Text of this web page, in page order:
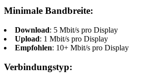
Minimale Bandbreite:
Download: 5 Mbit/s pro Display
Upload: 1 Mbit/s pro Display
Empfohlen: 10+ Mbit/s pro Display
Verbindungstyp: